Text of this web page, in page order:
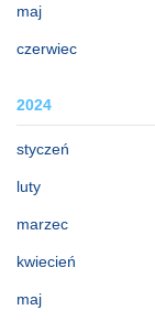
maj
czerwiec
2024
styczeń
luty
marzec
kwiecień
maj